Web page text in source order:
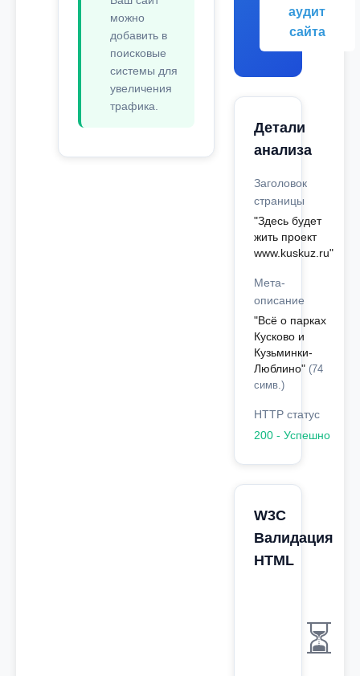
можно
добавить в
поисковые
системы для
увеличения
трафика.
аудит
сайта
Детали
анализа
Заголовок
страницы
"Здесь будет
жить проект
www.kuskuz.ru"
Мета-
описание
"Всё о парках
Кусково и
Кузьминки-
Люблино" (74
симв.)
HTTP статус
200 - Успешно
W3C
Валидация
HTML
⏳